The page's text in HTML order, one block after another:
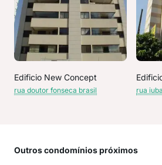
Edificio New Concept
rua doutor fonseca brasil rua
Outros condomínios próximos